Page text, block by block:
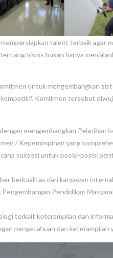
talent terbaik agar
bisnis bukan hanya
untuk mengembangkan
Komitmen tersebut
mengembangkan Pelatihan
/ Kepemimpinan yang
suksesi untuk posisi-posisi
berkualitas dari karyawan
Pendidikan
terkait keterampilan dan
pengetahuan dan keterampilan